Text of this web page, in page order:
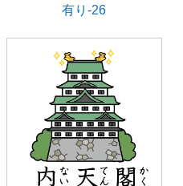
有り-26